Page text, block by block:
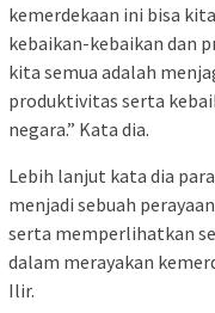
kemerdekaan ini bisa
kebaikan-kebaikan dan
kita semua adalah
produktivitas serta
negara.” Kata dia.
Lebih lanjut kata dia
menjadi sebuah
serta memperlihatkan
dalam merayakan
Ilir.